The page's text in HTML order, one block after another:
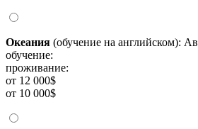
Океания (обучение на английском):
обучение:
проживание:
от 12 000$
от 10 000$